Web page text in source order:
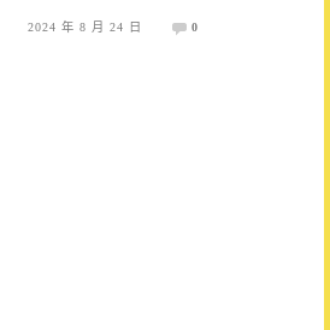
2024 年 8 月 24 日 0